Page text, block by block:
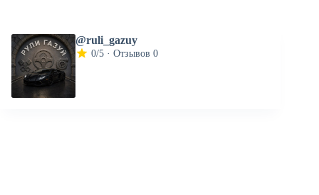
@ruli_gazuy
0/5 · Отзывов 0